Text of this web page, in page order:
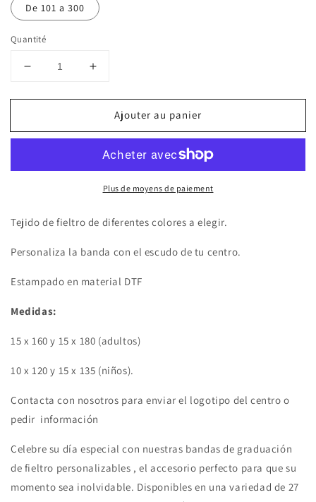
De 101 a 300
Quantité
Réduire
quantité
Banda
Augmenter
quantité
Banda
graduación
(1
Ajouter au panier
Plus de moyens de paiement
Tejido de fieltro de diferentes colores a elegir.
Personaliza la banda con el escudo de tu centro.
Estampado en material DTF
Medidas:
15 x 160 y 15 x 180 (adultos)
10 x 120 y 15 x 135 (niños).
Contacta con nosotros para enviar el logotipo del centro o
pedir información
Celebre su día especial con nuestras bandas de graduación
de fieltro personalizables , el accesorio perfecto para que su
momento sea inolvidable. Disponibles en una variedad de 27